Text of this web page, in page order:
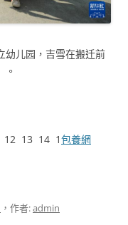
幼儿园，吉雪在搬迁前
。
13 14 1包養網
，作者:admin